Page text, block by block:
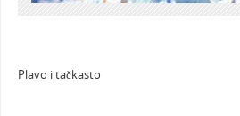
Plavo i tačkasto